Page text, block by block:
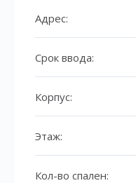
Адрес:
Срок ввода:
Корпус:
Этаж:
Кол-во спален: